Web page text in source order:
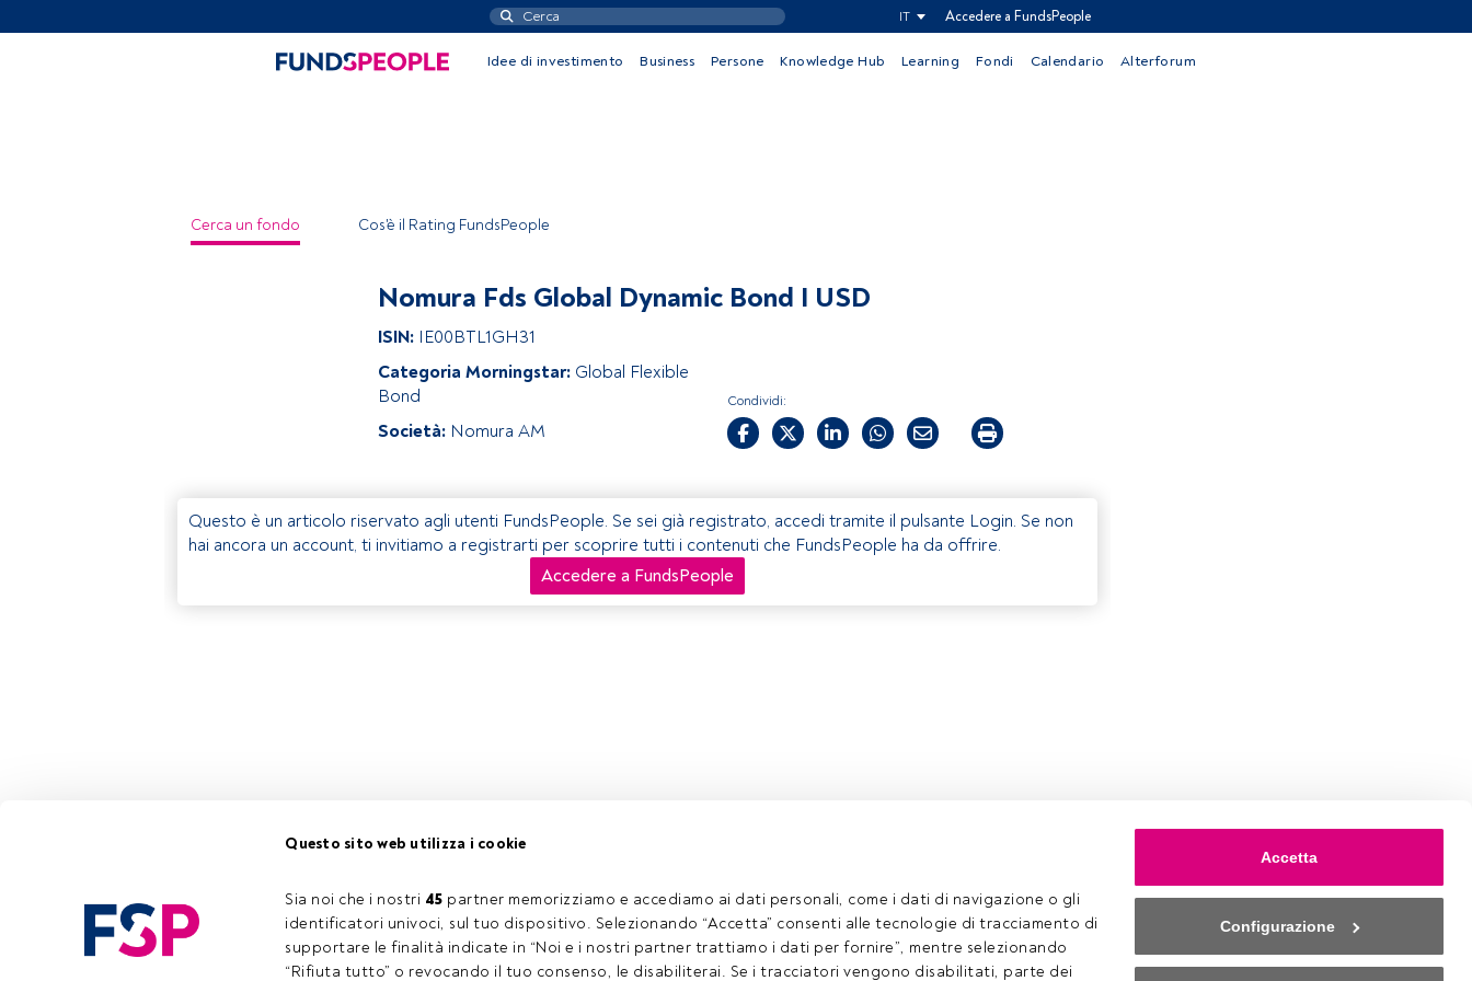
Questo sito web utilizza i cookie
Sia noi che i nostri 45 partner memorizziamo e accediamo ai dati personali, come i dati di navigazione o gli
identificatori univoci, sul tuo dispositivo. Selezionando “Accetta” consenti alle tecnologie di tracciamento di
supportare le finalità indicate in “Noi e i nostri partner trattiamo i dati per fornire”, mentre selezionando
“Rifiuta tutto” o revocando il tuo consenso, le disabiliterai. Se i tracciatori vengono disabilitati, parte dei
Accetta
Configurazione
IT Accedere a FundsPeople
Idee di investimento Business Persone Knowledge Hub Learning Fondi Calendario Alterforum
Cerca un fondo Cos'è il Rating FundsPeople
Nomura Fds Global Dynamic Bond I USD
ISIN: IE00BTL1GH31
Categoria Morningstar: Global Flexible
Bond
Società: Nomura AM
Condividi:
Questo è un articolo riservato agli utenti FundsPeople. Se sei già registrato, accedi tramite il pulsante Login. Se non
hai ancora un account, ti invitiamo a registrarti per scoprire tutti i contenuti che FundsPeople ha da offrire.
Accedere a FundsPeople